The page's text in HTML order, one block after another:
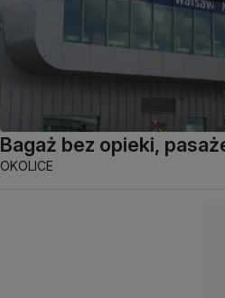
Bagaż bez opieki,
OKOLICE